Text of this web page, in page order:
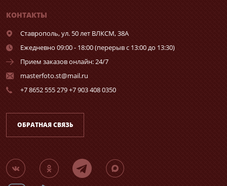
КОНТАКТЫ
Ставрополь,ул. 50 лет ВЛКСМ, 38А
Ежедневно 09:00 - 18:00 (перерыв с 13:00 до 13:30)
Прием заказов онлайн: 24/7
masterfoto.st@mail.ru
+7 8652 555 279 +7 903 408 0350
ОБРАТНАЯ СВЯЗЬ